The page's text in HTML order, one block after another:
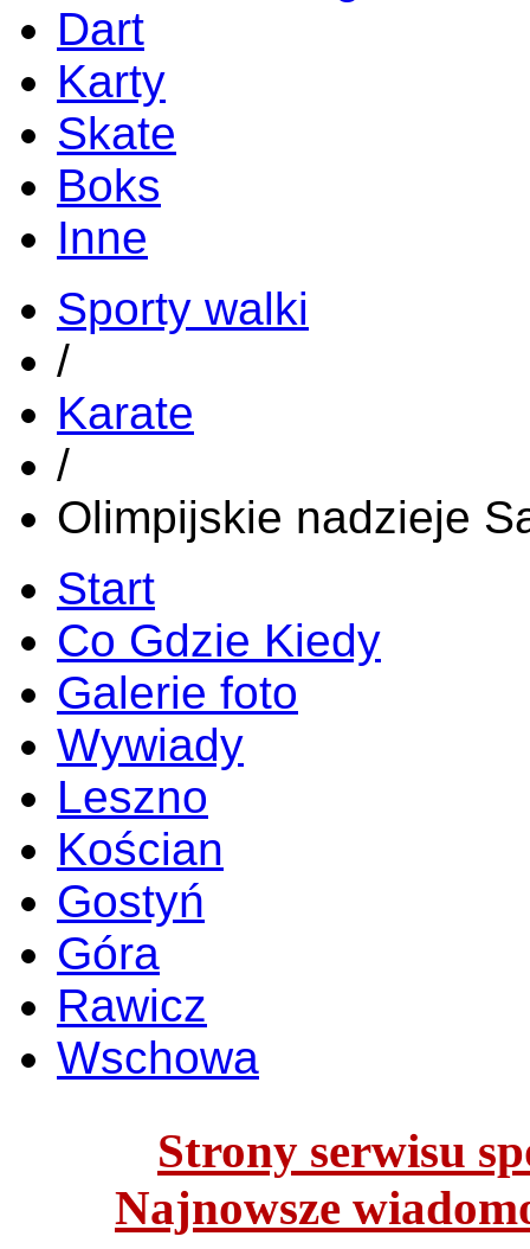
Dart
Karty
Skate
Boks
Inne
Sporty walki
/
Karate
/
Olimpijskie nadzieje
Start
Co Gdzie Kiedy
Galerie foto
Wywiady
Leszno
Kościan
Gostyń
Góra
Rawicz
Wschowa
Strony serwisu
Najnowsze